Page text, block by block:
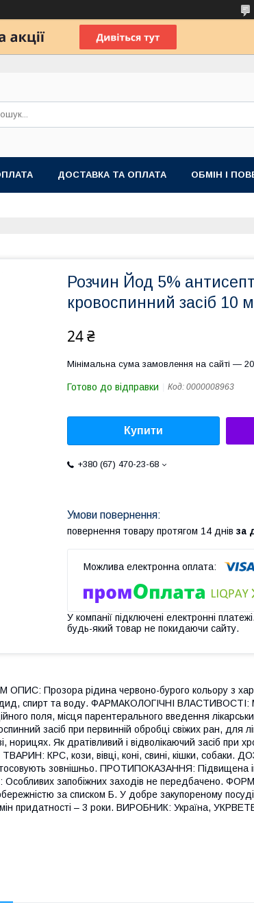
ДОСТАВКА ТА ОПЛАТА ОБМІН І
Розчин Йод 5%
кровоспинний засіб 10
24 ₴
Мінімальна сума замовлення на сайті —
Готово до відправки Код: 0000008963
Купити
+380 (67) 470-23-68
повернення товару протягом 14 днів за
У компанії підключені електронні
будь-який товар не покидаючи сайту.
Прозора рідина червоно-бурого кольору з
спирт та воду. ФАРМАКОЛОГІЧНІ ВЛАСТИВОСТІ:
поля, місця парентерального введення
засіб при первинній обробці свіжих ран, для
норицях. Як дратівливий і відволікаючий засіб при
ТВАРИН: КРС, кози, вівці, коні, свині, кішки,
зовнішньо. ПРОТИПОКАЗАННЯ: Підвищена
Особливих запобіжних заходів не передбачено.
за списком Б. У добре закупореному
придатності – 3 роки. ВИРОБНИК: Україна,